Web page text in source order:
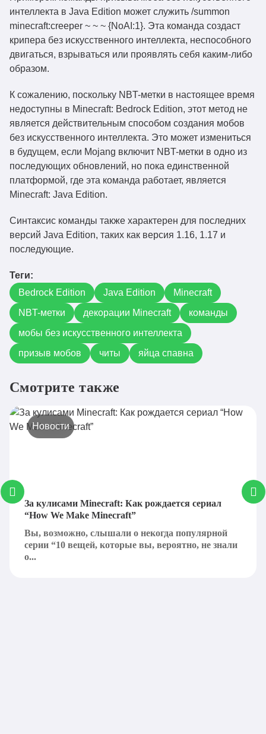
интеллекта в Java Edition может служить /summon
minecraft:creeper ~ ~ ~ {NoAI:1}. Эта команда создаст
крипера без искусственного интеллекта, неспособного
двигаться, взрываться или проявлять себя каким-либо
образом.
К сожалению, поскольку NBT-метки в настоящее время
недоступны в Minecraft: Bedrock Edition, этот метод не
является действительным способом создания мобов
без искусственного интеллекта. Это может измениться
в будущем, если Mojang включит NBT-метки в одно из
последующих обновлений, но пока единственной
платформой, где эта команда работает, является
Minecraft: Java Edition.
Синтаксис команды также характерен для последних
версий Java Edition, таких как версия 1.16, 1.17 и
последующие.
Теги:
Bedrock Edition
Java Edition
Minecraft
NBT-метки
декорации Minecraft
команды
мобы без искусственного интеллекта
призыв мобов
читы яйца спавна
Смотрите также
Новости
За кулисами Minecraft: Как рождается сериал
“How We Make Minecraft”
Вы, возможно, слышали о некогда популярной
серии “10 вещей, которые вы, вероятно, не знали
о...